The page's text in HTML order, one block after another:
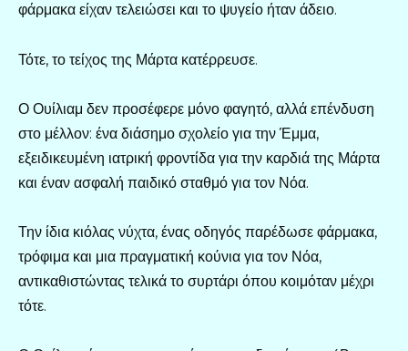
φάρμακα είχαν τελειώσει και το ψυγείο ήταν άδειο.
Τότε, το τείχος της Μάρτα κατέρρευσε.
Ο Ουίλιαμ δεν προσέφερε μόνο φαγητό, αλλά επένδυση
στο μέλλον: ένα διάσημο σχολείο για την Έμμα,
εξειδικευμένη ιατρική φροντίδα για την καρδιά της Μάρτα
και έναν ασφαλή παιδικό σταθμό για τον Νόα.
Την ίδια κιόλας νύχτα, ένας οδηγός παρέδωσε φάρμακα,
τρόφιμα και μια πραγματική κούνια για τον Νόα,
αντικαθιστώντας τελικά το συρτάρι όπου κοιμόταν μέχρι
τότε.